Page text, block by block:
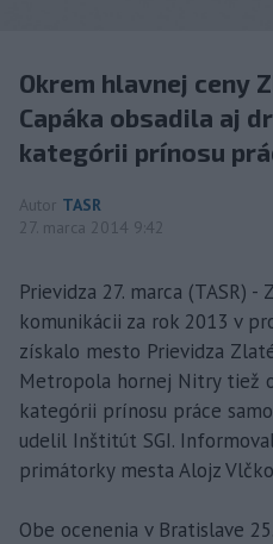
Okrem hlavnej ceny
Capáka obsadila aj
kategórii prínosu
Autor TASR
27. marca 2014 9:42
Prievidza 27. marca (TASR)
komunikácii za rok 2013 v
získalo mesto Prievidza
Metropola hornej Nitry tiež
kategórii prínosu práce
udelil Inštitút SGI.
primátorky mesta Alojz
Obe ocenenia v Bratislave